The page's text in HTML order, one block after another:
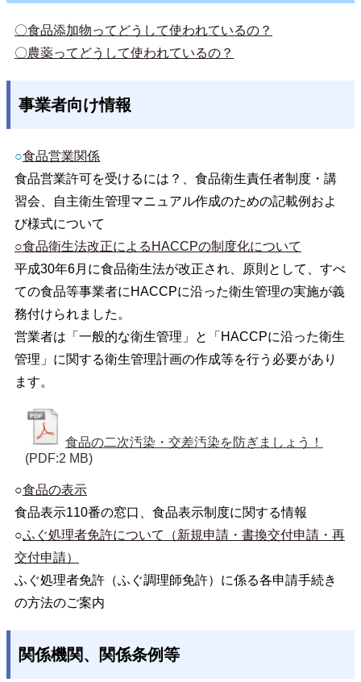
〇食品添加物ってどうして使われているの？
〇農薬ってどうして使われているの？
事業者向け情報
○食品営業関係
食品営業許可を受けるには？、食品衛生責任者制度・講
習会、自主衛生管理マニュアル作成のための記載例およ
び様式について
○食品衛生法改正によるHACCPの制度化について
平成30年6月に食品衛生法が改正され、原則として、すべ
ての食品等事業者にHACCPに沿った衛生管理の実施が義
務付けられました。
営業者は「一般的な衛生管理」と「HACCPに沿った衛生
管理」に関する衛生管理計画の作成等を行う必要があり
ます。
食品の二次汚染・交差汚染を防ぎましょう！
(PDF:2 MB)
○食品の表示
食品表示110番の窓口、食品表示制度に関する情報
○ふぐ処理者免許について（新規申請・書換交付申請・再
交付申請）
ふぐ処理者免許（ふぐ調理師免許）に係る各申請手続き
の方法のご案内
関係機関、関係条例等